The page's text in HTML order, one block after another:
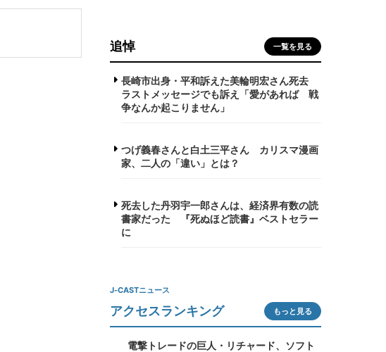
追悼 一覧を見る
長崎市出身・平和訴えた美輪明宏さん死去
ラストメッセージでも訴え「愛があれば 戦
争なんか起こりません」
つげ義春さんと白土三平さん カリスマ漫画
家、二人の「違い」とは？
死去した丹羽宇一郎さんは、経済界有数の読
書家だった 『死ぬほど読書』ベストセラー
に
J-CASTニュース
アクセスランキング もっと見る
電撃トレードの巨人・リチャード、ソフト